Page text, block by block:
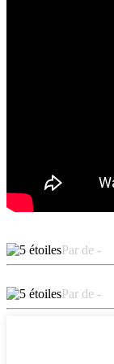
Par de -
Par de -